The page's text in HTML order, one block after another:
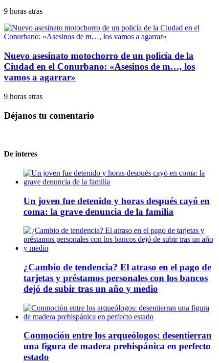
9 horas atras
Nuevo asesinato motochorro de un policía de la
Ciudad en el Conurbano: «Asesinos de m…, los
vamos a agarrar»
9 horas atras
Déjanos tu comentario
De interes
Un joven fue detenido y horas después cayó en
coma: la grave denuncia de la familia
¿Cambio de tendencia? El atraso en el pago de
tarjetas y préstamos personales con los bancos
dejó de subir tras un año y medio
Conmoción entre los arqueólogos: desentierran
una figura de madera prehispánica en perfecto
estado